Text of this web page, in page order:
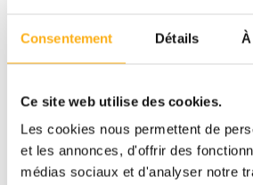
Consentement Détails
Ce site web utilise des cookies.
Les cookies nous permettent de
et les annonces, d'offrir des
médias sociaux et d'analyser notre
7 Bureau blanc épuré sous pente